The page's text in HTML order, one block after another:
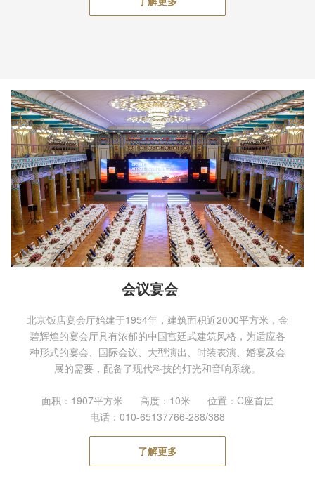
会议宴会
北京饭店宴会厅始建于1954年，建筑面积近2000平方米，金
碧辉煌的宴会厅具有浓郁的中国宫廷式建筑风格，为适应各
种形式的宴会、国际会议、大型演出、时装表演、婚宴及会
展的需要，配备了现代科技的灯光和音响系统。
面积：1907平方米 高度：10米 位置：C座首层
电话：010-65137766-288/388
了解更多